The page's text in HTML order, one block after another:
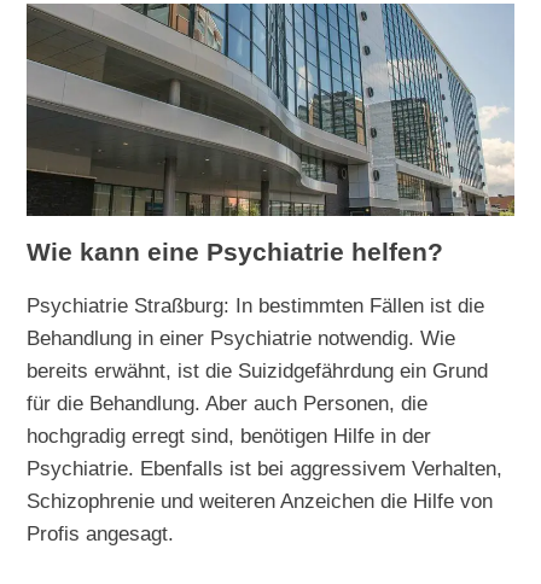
Wie kann eine Psychiatrie helfen?
Psychiatrie Straßburg: In bestimmten Fällen ist die
Behandlung in einer Psychiatrie notwendig. Wie
bereits erwähnt, ist die Suizidgefährdung ein Grund
für die Behandlung. Aber auch Personen, die
hochgradig erregt sind, benötigen Hilfe in der
Psychiatrie. Ebenfalls ist bei aggressivem Verhalten,
Schizophrenie und weiteren Anzeichen die Hilfe von
Profis angesagt.